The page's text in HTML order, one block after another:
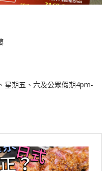
星期五、六及公眾假期4pm-